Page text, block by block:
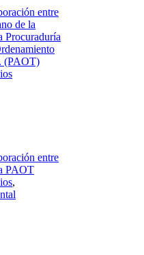
entre
de la
(PAOT)
entre
PAOT
,